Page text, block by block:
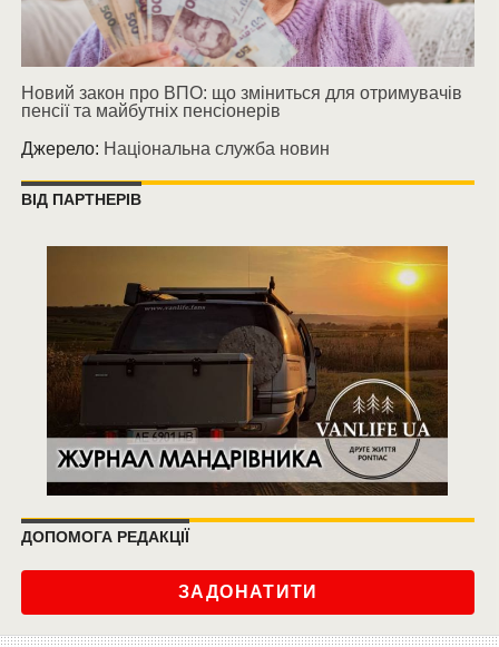
Новий закон про ВПО: що зміниться для отримувачів
пенсії та майбутніх пенсіонерів
Джерело: Національна служба новин
ВІД ПАРТНЕРІВ
ДОПОМОГА РЕДАКЦІЇ
ЗАДОНАТИТИ